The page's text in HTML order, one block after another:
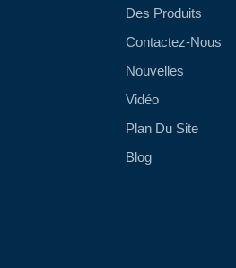
Des Produits
Contactez-Nous
Nouvelles
Vidéo
Plan Du Site
Blog